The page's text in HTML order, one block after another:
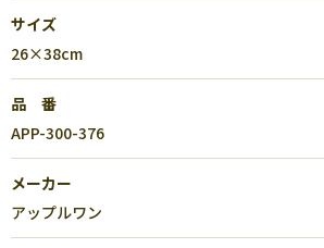
サイズ
26×38cm
品 番
APP-300-376
メーカー
アップルワン